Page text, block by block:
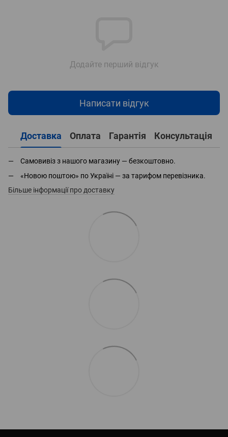
Додайте перший відгук
Написати відгук
Доставка Оплата Гарантія Консультація
Самовивіз з нашого магазину — безкоштовно.
«Новою поштою» по Україні — за тарифом перевізника.
Більше інформації про доставку